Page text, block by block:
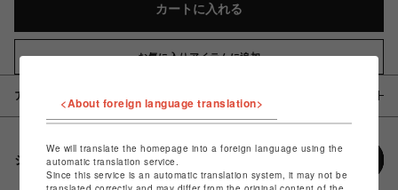
カートに入れる
お気に入りアイテムに追加
アイテム説明 / 素材
シェアする
<About foreign language translation>
We will translate the homepage into a foreign language using the
automatic translation service.
Since this service is an automatic translation system, it may not be